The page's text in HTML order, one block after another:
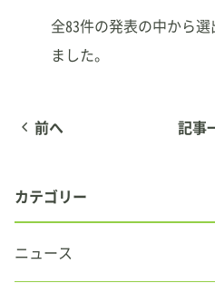
最新情報
News Letter
全83件の発表の中から
ました。
記事
前へ
カテゴリー
ニュース